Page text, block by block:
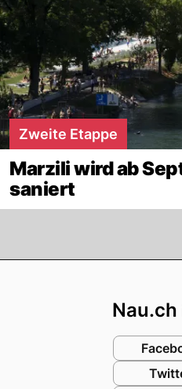
Zweite Etappe
Marzili wird ab
saniert